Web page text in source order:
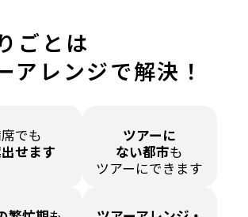
ごとは
アレンジで解決！
でも
せます
ツアーに
ない都市も
ツアーにできます